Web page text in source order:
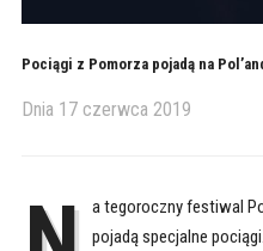
Pociągi z Pomorza pojadą na
Dnia 17 czerwca 2019
a tegoroczny festiwal
pojadą specjalne